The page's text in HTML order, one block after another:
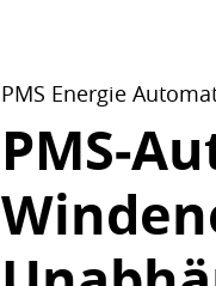
PMS Energie